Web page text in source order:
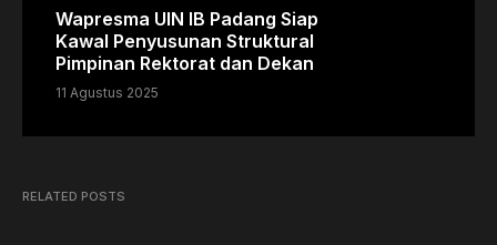
Wapresma UIN IB Padang Siap
Kawal Penyusunan Struktural
Pimpinan Rektorat dan Dekan
11 Agustus 2025
RELATED POSTS